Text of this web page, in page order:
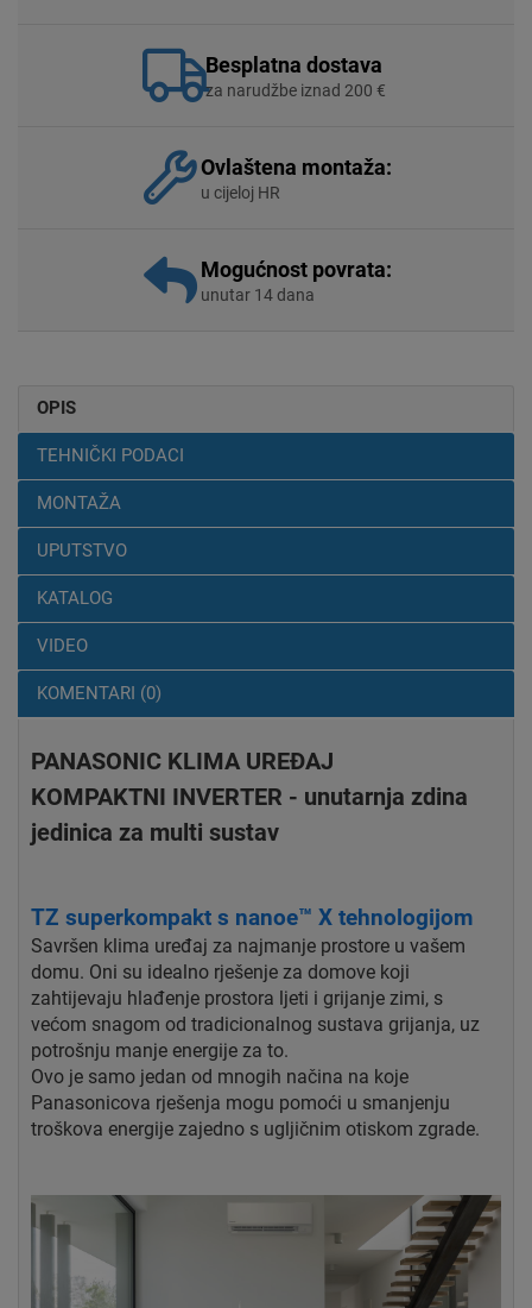
Besplatna dostava
za narudžbe iznad 200 €
Ovlaštena montaža:
u cijeloj HR
Mogućnost povrata:
unutar 14 dana
OPIS
TEHNIČKI PODACI
MONTAŽA
UPUTSTVO
KATALOG
VIDEO
KOMENTARI (0)
PANASONIC KLIMA UREĐAJ
KOMPAKTNI INVERTER - unutarnja zdina
jedinica za multi sustav
TZ superkompakt s nanoe™ X tehnologijom
Savršen klima uređaj za najmanje prostore u vašem
domu. Oni su idealno rješenje za domove koji
zahtijevaju hlađenje prostora ljeti i grijanje zimi, s
većom snagom od tradicionalnog sustava grijanja, uz
potrošnju manje energije za to.
Ovo je samo jedan od mnogih načina na koje
Panasonicova rješenja mogu pomoći u smanjenju
troškova energije zajedno s ugljičnim otiskom zgrade.